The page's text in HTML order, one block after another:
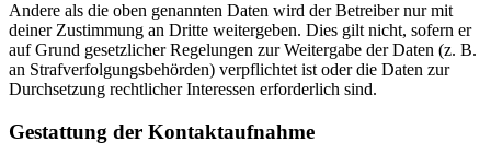
Andere als die oben genannten Daten wird der Betreiber nur mit
deiner Zustimmung an Dritte weitergeben. Dies gilt nicht, sofern er
auf Grund gesetzlicher Regelungen zur Weitergabe der Daten (z. B.
an Strafverfolgungsbehörden) verpflichtet ist oder die Daten zur
Durchsetzung rechtlicher Interessen erforderlich sind.
Gestattung der Kontaktaufnahme